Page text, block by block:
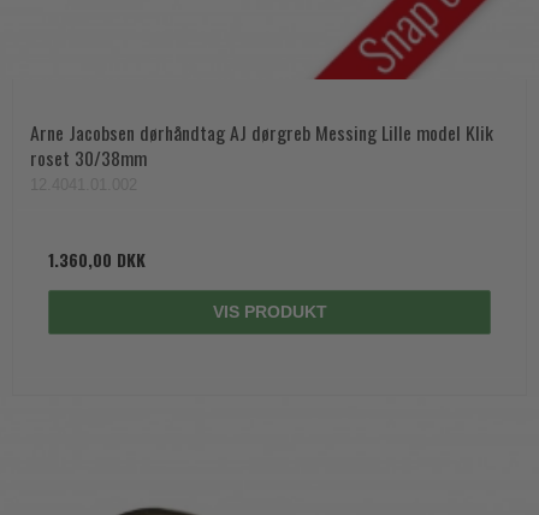
Arne Jacobsen dørhåndtag AJ dørgreb Messing Lille model Klik
roset 30/38mm
1.360,00 DKK
VIS PRODUKT